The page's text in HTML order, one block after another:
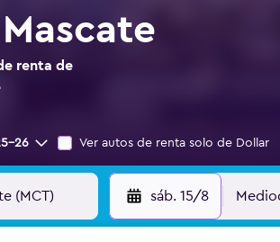
renta de
26 Ver autos de renta solo de Dollar
sáb. 15/8